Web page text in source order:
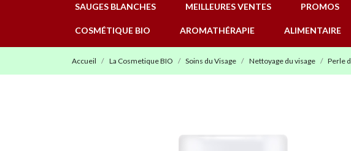
SAUGES BLANCHES MEILLEURES VENTES PROMOS
COSMÉTIQUE BIO AROMATHÉRAPIE ALIMENTAIRE
Accueil La Cosmetique BIO Soins du Visage Nettoyage du visage Perle